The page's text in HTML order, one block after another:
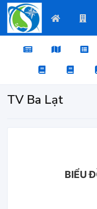
TV Ba Lạt
BIỂU